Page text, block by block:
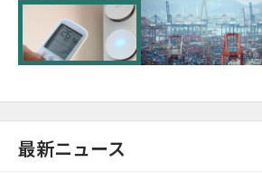
に需給対応体制を点検
最新ニュース